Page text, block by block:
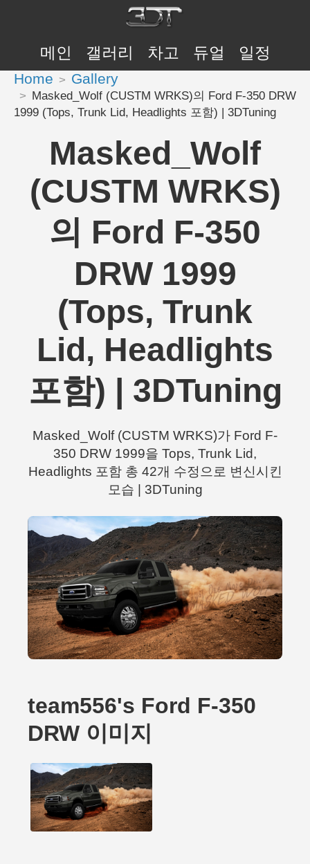
메인 갤러리 차고 듀얼 일정
Home Gallery
Masked_Wolf (CUSTM WRKS)의 Ford F-350 DRW
1999 (Tops, Trunk Lid, Headlights 포함) | 3DTuning
Masked_Wolf
(CUSTM WRKS)
의 Ford F-350
DRW 1999
(Tops, Trunk
Lid, Headlights
포함) | 3DTuning
Masked_Wolf (CUSTM WRKS)가 Ford F-
350 DRW 1999을 Tops, Trunk Lid,
Headlights 포함 총 42개 수정으로 변신시킨
모습 | 3DTuning
team556's Ford F-350
DRW 이미지